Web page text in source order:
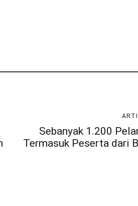
Sebanyak 1.200
Termasuk Peserta dari